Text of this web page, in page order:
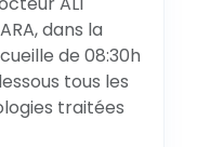
dans la
de 08:30h
tous les
traitées